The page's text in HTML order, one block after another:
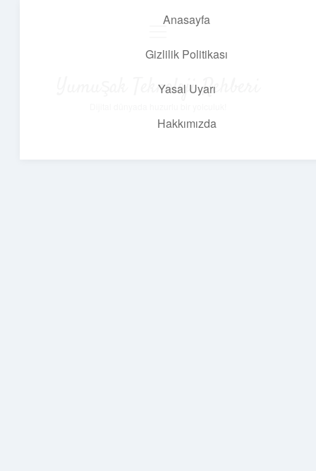
Anasayfa
Gizlilik Politikası
Yasal Uyarı
Hakkımızda
Yumuşak Teknoloji Rehberi